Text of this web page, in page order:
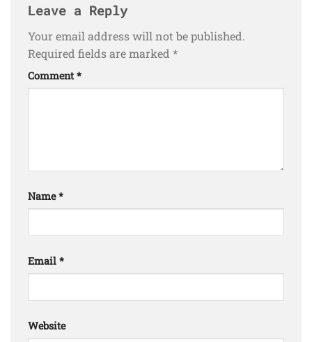
Leave a Reply
Your email address will not be published.
Required fields are marked *
Comment*
Name*
Email *
Website